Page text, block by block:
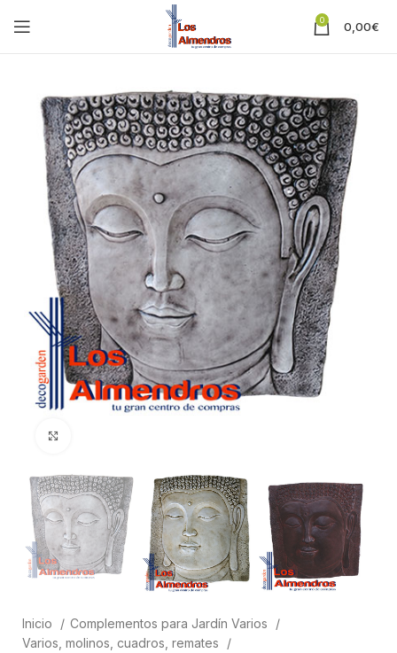
0 0,00€
Inicio
Complementos para Jardín Varios
Varios, molinos, cuadros, remates